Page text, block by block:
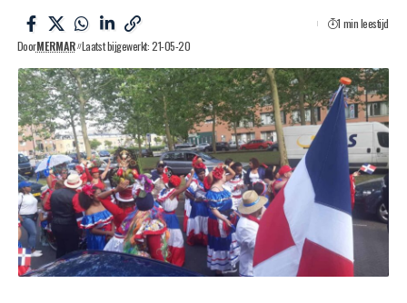
DoorMERMAR Laatst bijgewerkt: 21-05-20
1 min leestijd